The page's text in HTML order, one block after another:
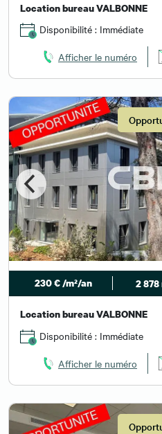
Location bureau VALBONNE
Disponibilité : Immédiate
Afficher le numéro
230 € /m²/an 2 878
Location bureau VALBONNE
Disponibilité : Immédiate
Afficher le numéro